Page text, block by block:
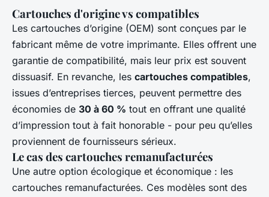
Cartouches d'origine vs compatibles
Les cartouches d’origine (OEM) sont conçues par le
fabricant même de votre imprimante. Elles offrent une
garantie de compatibilité, mais leur prix est souvent
dissuasif. En revanche, les cartouches compatibles,
issues d’entreprises tierces, peuvent permettre des
économies de 30 à 60 % tout en offrant une qualité
d’impression tout à fait honorable - pour peu qu’elles
proviennent de fournisseurs sérieux.
Le cas des cartouches remanufacturées
Une autre option écologique et économique : les
cartouches remanufacturées. Ces modèles sont des